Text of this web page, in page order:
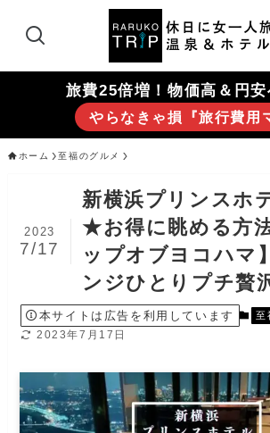
旅費25倍増！物価高＆円
やらなきゃ損『旅行費用
ホーム 至福のグルメ
新横浜プリンスホ
★お得に眺める方
ップオブヨコハマ
ンジひとりプチ贅
2023
7/17
本サイトは広告を利用しています 至
2023年7月17日